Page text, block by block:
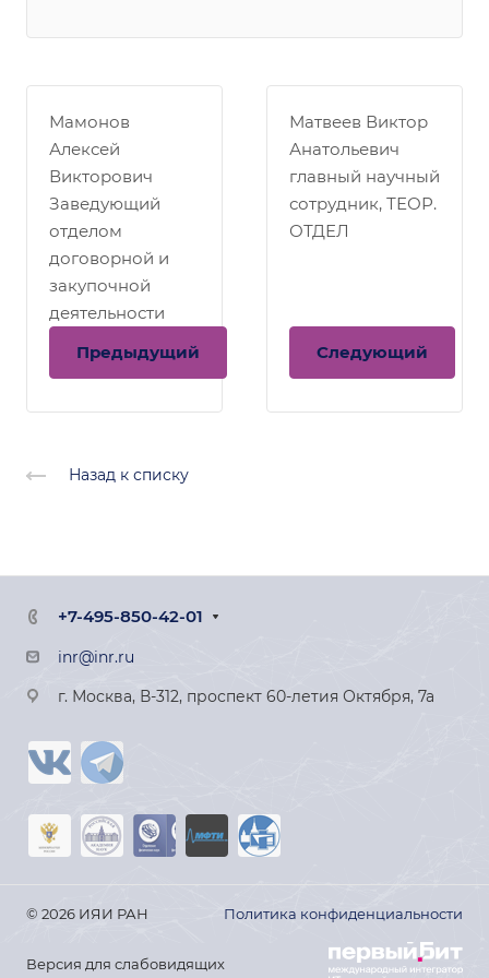
Мамонов
Алексей
Викторович
Заведующий
отделом
договорной и
закупочной
деятельности
Предыдущий
Матвеев Виктор
Анатольевич
главный научный
сотрудник, ТЕОР.
ОТДЕЛ
Следующий
Назад к списку
+7-495-850-42-01
inr@inr.ru
г. Москва, В-312, проспект 60-летия Октября, 7а
© 2026 ИЯИ РАН Политика конфиденциальности
Версия для слабовидящих